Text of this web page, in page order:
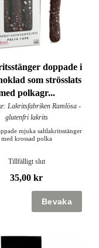
doppade i
som strösslats
polkagr...
Lakritsfabriken Ramlösa -
glutenfri lakrits
mjuka saltlakritsstänger
med krossad polka
Tillfälligt slut
35,00 kr